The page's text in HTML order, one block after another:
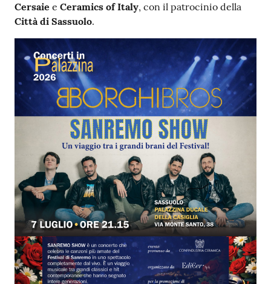
Cersaie e Ceramics of Italy, con il patrocinio della
Città di Sassuolo.